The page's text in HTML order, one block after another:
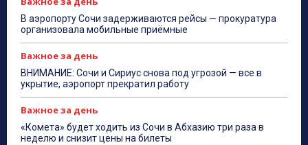
В аэропорту Сочи задерживаются рейсы — прокуратура
организовала мобильные приёмные
Важное за день
ВНИМАНИЕ: Сочи и Сириус снова под угрозой — все в
укрытие, аэропорт прекратил работу
Важное за день
«Комета» будет ходить из Сочи в Абхазию три раза в
неделю и снизит цены на билеты